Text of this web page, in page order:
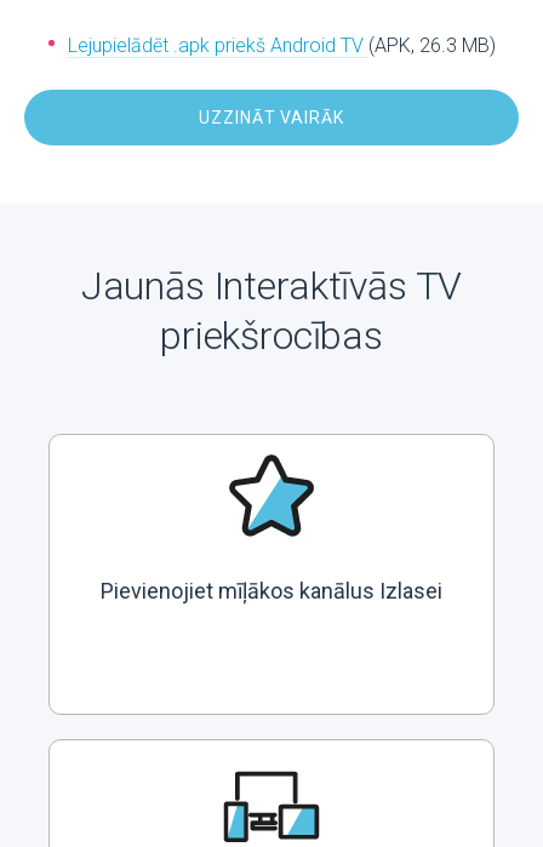
Lejupielādēt .apk priekš Android TV (APK, 26.3 MB)
UZZINĀT VAIRĀK
Jaunās Interaktīvās TV
priekšrocības
Pievienojiet mīļākos kanālus Izlasei